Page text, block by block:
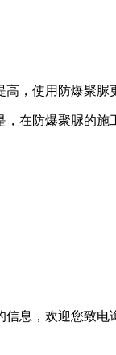
，使用防爆聚
防爆聚脲的施
信息，欢迎您致电